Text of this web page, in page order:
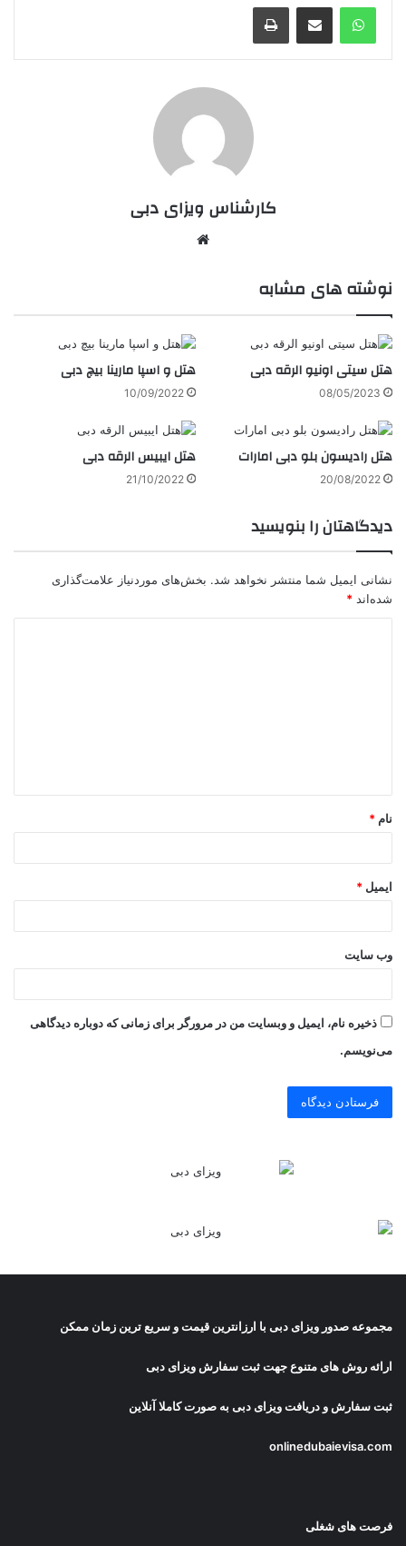
واتس آپ اشتراک گذاری از طریق ایمیل چاپ
کارشناس ویزای دبی
نوشته های مشابه
هتل سیتی اونیو الرقه دبی
08/05/2023
هتل و اسپا مارینا بیچ دبی
10/09/2022
هتل رادیسون بلو دبی امارات
20/08/2022
هتل ایبیس الرقه دبی
21/10/2022
دیدگاهتان را بنویسید
نشانی ایمیل شما منتشر نخواهد شد. بخش‌های موردنیاز علامت‌گذاری
شده‌اند *
*
نام *
ایمیل *
وب‌ سایت
ذخیره نام، ایمیل و وبسایت من در مرورگر برای زمانی که دوباره دیدگاهی
می‌نویسم.
مجموعه صدور ویزای دبی با ارزانترین قیمت و سریع ترین زمان ممکن
ارائه روش های متنوع جهت ثبت سفارش ویزای دبی
ثبت سفارش و دریافتویزای دبی به صورت کاملا آنلاین
onlinedubaievisa.com
فرصت های شغلی